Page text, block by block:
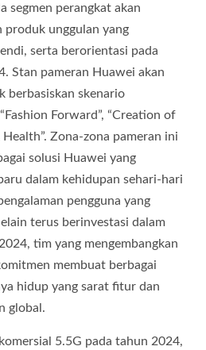
segmen perangkat akan
produk unggulan yang
serta berorientasi pada
Stan pameran Huawei akan
berbasiskan skenario
Forward”, “Creation of
Health”. Zona-zona pameran ini
solusi Huawei yang
dalam kehidupan sehari-hari
pengguna yang
terus berinvestasi dalam
tim yang mengembangkan
membuat berbagai
hidup yang sarat fitur dan
global.
5.5G pada tahun 2024,